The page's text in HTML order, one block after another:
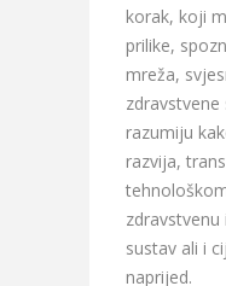
korak, koji
prilike,
mreža,
razumiju
razvija,
sustav ali i
naprijed.